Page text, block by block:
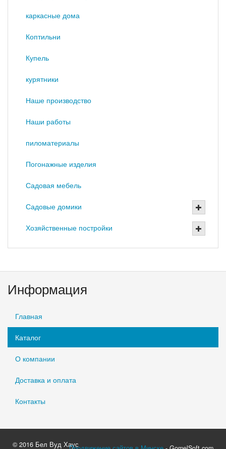
каркасные дома
Коптильни
Купель
курятники
Наше производство
Наши работы
пиломатериалы
Погонажные изделия
Садовая мебель
Садовые домики
Хозяйственные постройки
Информация
Главная
Каталог
О компании
Доставка и оплата
Контакты
© 2016 Бел Вуд Хаус